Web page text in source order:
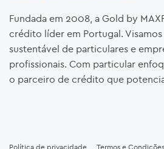
Fundada em 2008, a Gold by
crédito líder em Portugal.
sustentável de particulares e
profissionais. Com particular
o parceiro de crédito que
Política de privacidade Termos e Condições